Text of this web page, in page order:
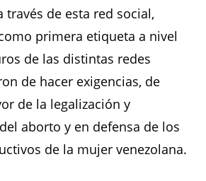
través de esta red social,
primera etiqueta a nivel
de las distintas redes
de hacer exigencias, de
de la legalización y
aborto y en defensa de los
de la mujer venezolana.